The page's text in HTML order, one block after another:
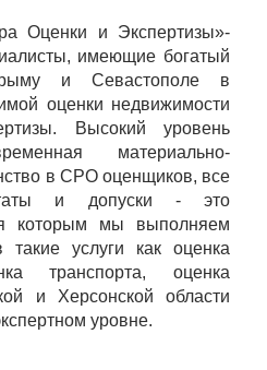
Оценки и Экспертизы»-
имеющие богатый
и Севастополе в
оценки недвижимости
Высокий уровень
материально-
в СРО оценщиков, все
и допуски - это
которым мы выполняем
такие услуги как оценка
транспорта, оценка
и Херсонской области
уровне.